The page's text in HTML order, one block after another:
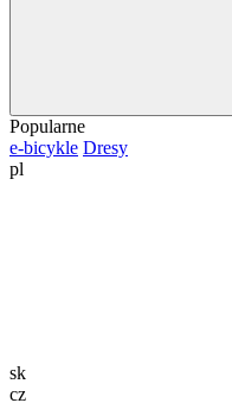
Popularne
e-bicykle Dresy
pl
sk
cz